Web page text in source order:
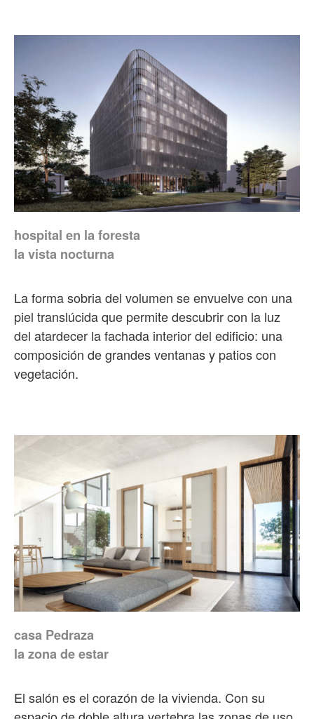
hospital en la foresta
la vista nocturna
La forma sobria del volumen se envuelve con una
piel translúcida que permite descubrir con la luz
del atardecer la fachada interior del edificio: una
composición de grandes ventanas y patios con
vegetación.
casa Pedraza
la zona de estar
El salón es el corazón de la vivienda. Con su